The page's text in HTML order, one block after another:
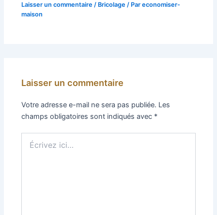
Laisser un commentaire / Bricolage / Pareconomiser-
maison
Laisser un commentaire
Votre adresse e-mail ne sera pas publiée. Les
champs obligatoires sont indiqués avec *
ici…